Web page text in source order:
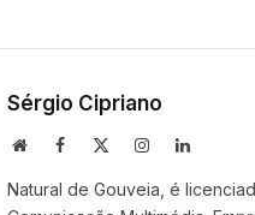
Sérgio Cipriano
WebsiteFacebook InstagramLinkedIn
Natural de Gouveia, é